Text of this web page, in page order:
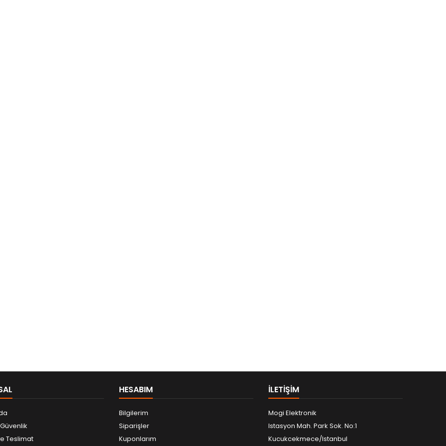
Teslimat
HESABIM
Bilgilerim
Siparişler
Kuponlarım
ILETIŞIM
Mogi Elektronik
Istasyon Mah. Park Sok. No:1
Kucukcekmece/Istanbul